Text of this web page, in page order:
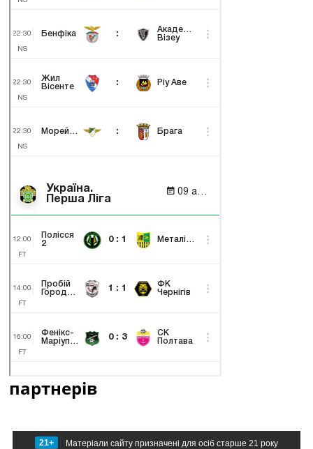
партнерів
21+ Матеріали сайту призначені для осіб старше 21 року